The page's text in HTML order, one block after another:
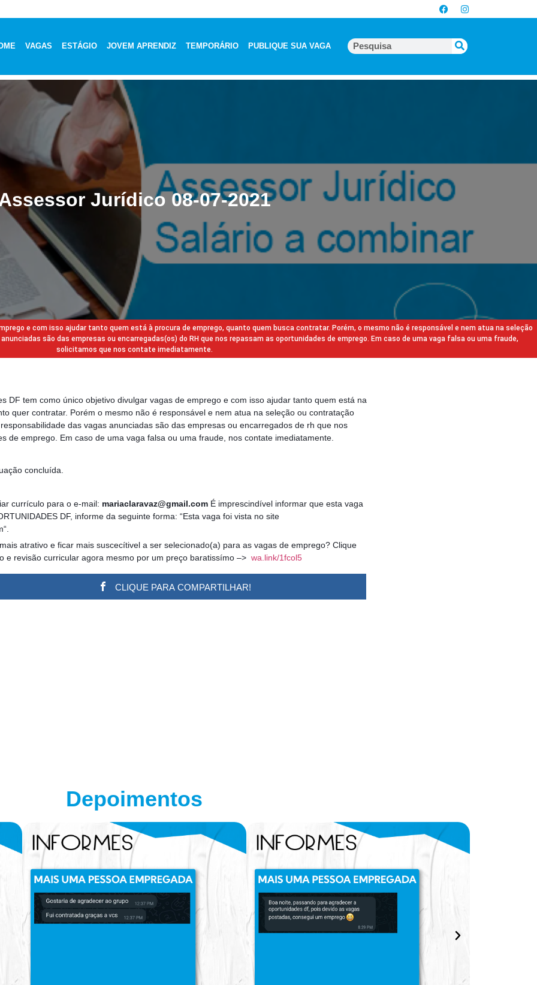
VAGAS ESTÁGIO JOVEM APRENDIZ TEMPORÁRIO PUBLIQUE SUA VAGA
Jurídico 08-07-2021
e com isso ajudar tanto quem está à procura de emprego, quanto quem busca contratar. Porém, o mesmo não é responsável e nem atua na seleção
são das empresas ou encarregadas(os) do RH que nos repassam as oportunidades de emprego. Em caso de uma vaga falsa ou uma fraude,
solicitamos que nos contate imediatamente.
DF tem como único objetivo divulgar vagas de emprego e com isso ajudar tanto quem está na
quer contratar. Porém o mesmo não é responsável e nem atua na seleção ou contratação
das vagas anunciadas são das empresas ou encarregados de rh que nos
de emprego. Em caso de uma vaga falsa ou uma fraude, nos contate imediatamente.
concluída.
currículo para o e-mail: mariaclaravaz@gmail.com É imprescindível informar que esta vaga
DF, informe da seguinte forma: “Esta vaga foi vista no site
atrativo e ficar mais suscecítivel a ser selecionado(a) para as vagas de emprego? Clique
e revisão curricular agora mesmo por um preço baratissímo –> wa.link/1fcol5
CLIQUE PARA COMPARTILHAR!
Depoimentos